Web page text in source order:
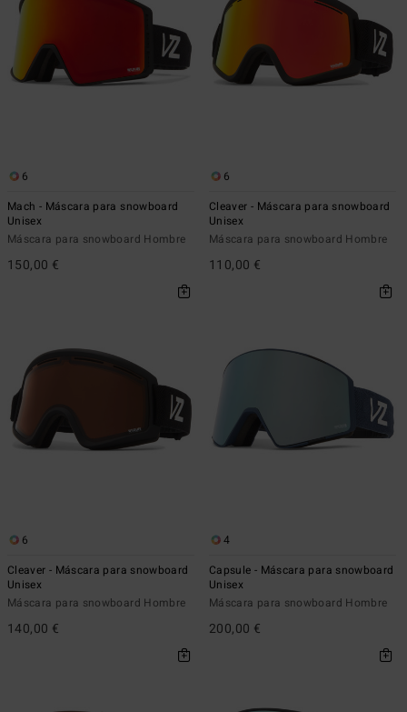
6
Mach - Máscara para snowboard
Unisex
Máscara para snowboard Hombre
150,00 €
6
Cleaver - Máscara para snowboard
Unisex
Máscara para snowboard Hombre
110,00 €
6
Cleaver - Máscara para snowboard
Unisex
Máscara para snowboard Hombre
140,00 €
4
Capsule - Máscara para snowboard
Unisex
Máscara para snowboard Hombre
200,00 €